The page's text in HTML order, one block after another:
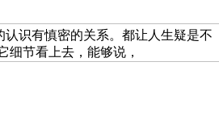
识有慎密的关系。都让人生疑是不
细节看上去，能够说，